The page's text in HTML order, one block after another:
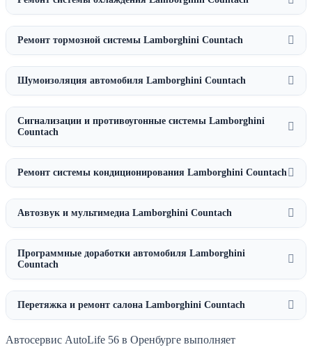
Ремонт тормозной системы Lamborghini Countach
Шумоизоляция автомобиля Lamborghini Countach
Сигнализации и противоугонные системы Lamborghini
Countach
Ремонт системы кондиционирования Lamborghini Countach
Автозвук и мультимедиа Lamborghini Countach
Программные доработки автомобиля Lamborghini
Countach
Перетяжка и ремонт салона Lamborghini Countach
Автосервис AutoLife 56 в Оренбурге выполняет